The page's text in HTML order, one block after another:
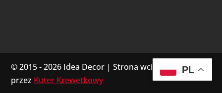
© 2015 - 2026 Idea Decor | Strona wciągnięta do sieć
przez Kuter Krewetkowy
PL